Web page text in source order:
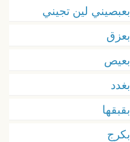
بعبصيني لين تجيني
بعزق
بعيص
بغدد
بقبقها
بكرج